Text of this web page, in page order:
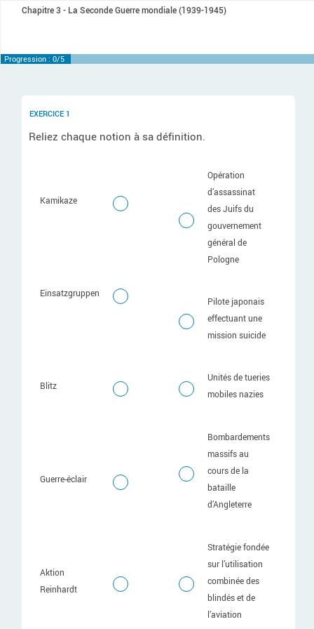
Chapitre 3 - La Seconde Guerre mondiale (1939-1945)
Progression : 0/5
Reliez chaque notion à sa définition.
EXERCICE 1
Kamikaze
Einsatzgruppen
Blitz
Guerre-éclair
Aktion
Reinhardt
Opération
d’assassinat
des Juifs du
gouvernement
général de
Pologne
Pilote japonais
effectuant une
mission suicide
Unités de tueries
mobiles nazies
Bombardements
massifs au
cours de la
bataille
d’Angleterre
Stratégie fondée
sur l’utilisation
combinée des
blindés et de
l’aviation